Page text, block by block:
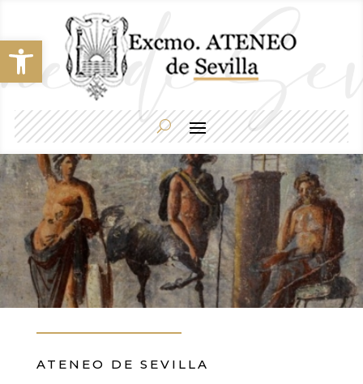
Abrir barra de herramientas
ATENEO DE SEVILLA